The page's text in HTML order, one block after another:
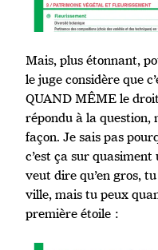
Mais, plus étonnant,
le juge considère que
QUAND MÊME le
répondu à la question,
façon. Je sais pas
c’est ça sur
veut dire qu’en gros,
ville, mais tu peux
première étoile :